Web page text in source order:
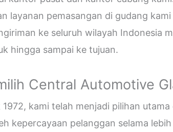
layanan pemasangan di gudang
ke seluruh wilayah Indonesia
hingga sampai ke tujuan.
Central Automotive
1972, kami telah menjadi pilihan
kepercayaan pelanggan selama